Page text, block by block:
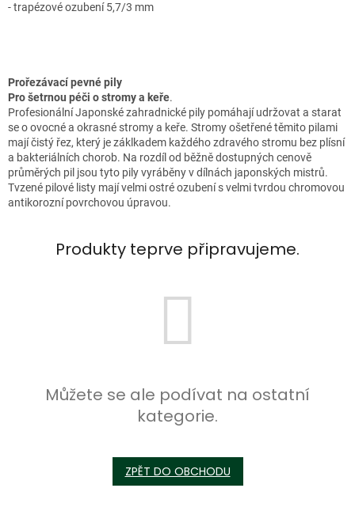
- trapézové ozubení 5,7/3 mm
Prořezávací pevné pily
Pro šetrnou péči o stromy a keře.
Profesionální Japonské zahradnické pily pomáhají udržovat a starat
se o ovocné a okrasné stromy a keře. Stromy ošetřené těmito pilami
mají čistý řez, který je záklkadem každého zdravého stromu bez plísní
a bakteriálních chorob. Na rozdíl od běžně dostupných cenově
průměrých pil jsou tyto pily vyráběny v dílnách japonských mistrů.
Tvzené pilové listy mají velmi ostré ozubení s velmi tvrdou chromovou
antikorozní povrchovou úpravou.
Produkty teprve připravujeme.
Můžete se ale podívat na ostatní
kategorie.
ZPĚT DO OBCHODU